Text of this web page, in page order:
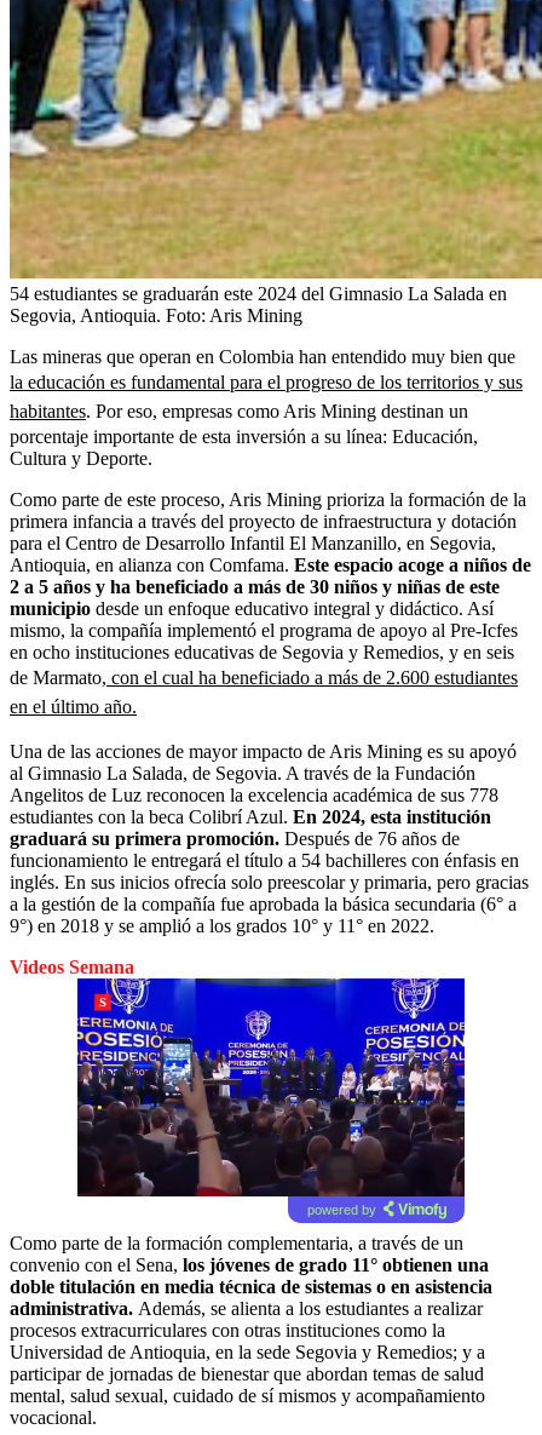
54 estudiantes se graduarán este 2024 del Gimnasio La Salada en
Segovia, Antioquia. Foto: Aris Mining
Las mineras que operan en Colombia han entendido muy bien que
la educación es fundamental para el progreso de los territorios y sus
habitantes. Por eso, empresas como Aris Mining destinan un
porcentaje importante de esta inversión a su línea: Educación,
Cultura y Deporte.
Como parte de este proceso, Aris Mining prioriza la formación de la
primera infancia a través del proyecto de infraestructura y dotación
para el Centro de Desarrollo Infantil El Manzanillo, en Segovia,
Antioquia, en alianza con Comfama. Este espacio acoge a niños de
2 a 5 años y ha beneficiado a más de 30 niños y niñas de este
municipio desde un enfoque educativo integral y didáctico. Así
mismo, la compañía implementó el programa de apoyo al Pre-Icfes
en ocho instituciones educativas de Segovia y Remedios, y en seis
de Marmato, con el cual ha beneficiado a más de 2.600 estudiantes
en el último año.
Una de las acciones de mayor impacto de Aris Mining es su apoyó
al Gimnasio La Salada, de Segovia. A través de la Fundación
Angelitos de Luz reconocen la excelencia académica de sus 778
estudiantes con la beca Colibrí Azul. En 2024, esta institución
graduará su primera promoción. Después de 76 años de
funcionamiento le entregará el título a 54 bachilleres con énfasis en
inglés. En sus inicios ofrecía solo preescolar y primaria, pero gracias
a la gestión de la compañía fue aprobada la básica secundaria (6° a
9°) en 2018 y se amplió a los grados 10° y 11° en 2022.
Videos Semana
powered by
Como parte de la formación complementaria, a través de un
convenio con el Sena, los jóvenes de grado 11° obtienen una
doble titulación en media técnica de sistemas o en asistencia
administrativa. Además, se alienta a los estudiantes a realizar
procesos extracurriculares con otras instituciones como la
Universidad de Antioquia, en la sede Segovia y Remedios; y a
participar de jornadas de bienestar que abordan temas de salud
mental, salud sexual, cuidado de sí mismos y acompañamiento
vocacional.